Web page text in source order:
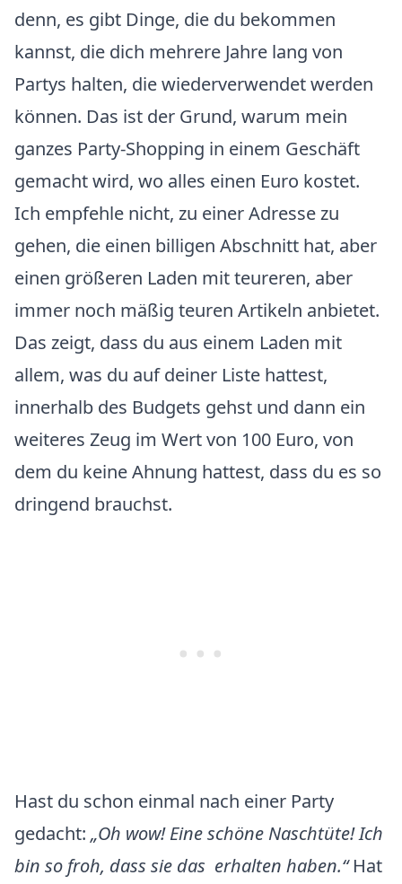
denn, es gibt Dinge, die du bekommen
kannst, die dich mehrere Jahre lang von
Partys halten, die wiederverwendet werden
können. Das ist der Grund, warum mein
ganzes Party-Shopping in einem Geschäft
gemacht wird, wo alles einen Euro kostet.
Ich empfehle nicht, zu einer Adresse zu
gehen, die einen billigen Abschnitt hat, aber
einen größeren Laden mit teureren, aber
immer noch mäßig teuren Artikeln anbietet.
Das zeigt, dass du aus einem Laden mit
allem, was du auf deiner Liste hattest,
innerhalb des Budgets gehst und dann ein
weiteres Zeug im Wert von 100 Euro, von
dem du keine Ahnung hattest, dass du es so
dringend brauchst.
Hast du schon einmal nach einer Party
gedacht: „Oh wow! Eine schöne Naschtüte! Ich
bin so froh, dass sie das erhalten haben.“Hat